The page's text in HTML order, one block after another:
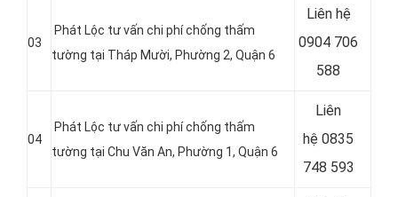
03
Phát Lộc tư vấn chi phí chống thấm
tường tại Tháp Mười, Phường 2, Quận 6
Liên hệ
0904 706
588
04
Phát Lộc tư vấn chi phí chống thấm
tường tại Chu Văn An, Phường 1, Quận 6
Liên
hệ 0835
748 593